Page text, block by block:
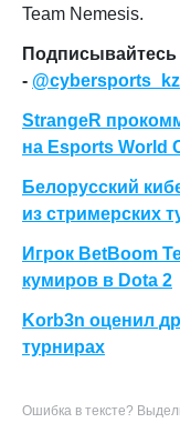
Team Nemesis.
Подписывайтесь
- @cybersports_kz
StrangeR
на Esports World
Белорусский
из стримерских
Игрок BetBoom
кумиров в Dota 2
Korb3n оценил
турнирах
Ошибка в тексте?